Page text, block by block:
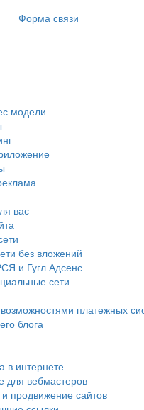
Форма связи
модели
вас
без вложений
и Гугл Адсенс
сети
платежных
блога
в интернете
для вебмастеров
продвижение сайтов